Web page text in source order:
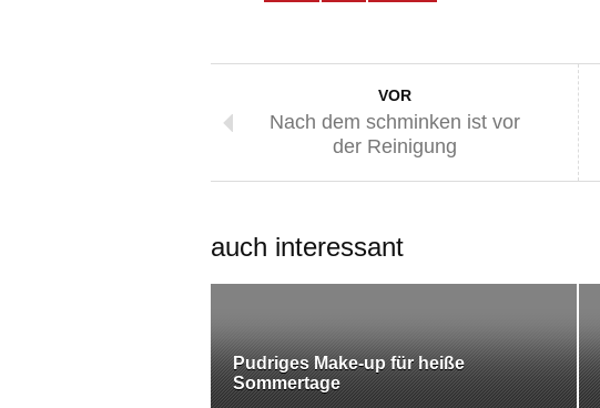
VOR
Nach dem schminken ist vor
der Reinigung
auch interessant
Pudriges Make-up für heiße
Sommertage